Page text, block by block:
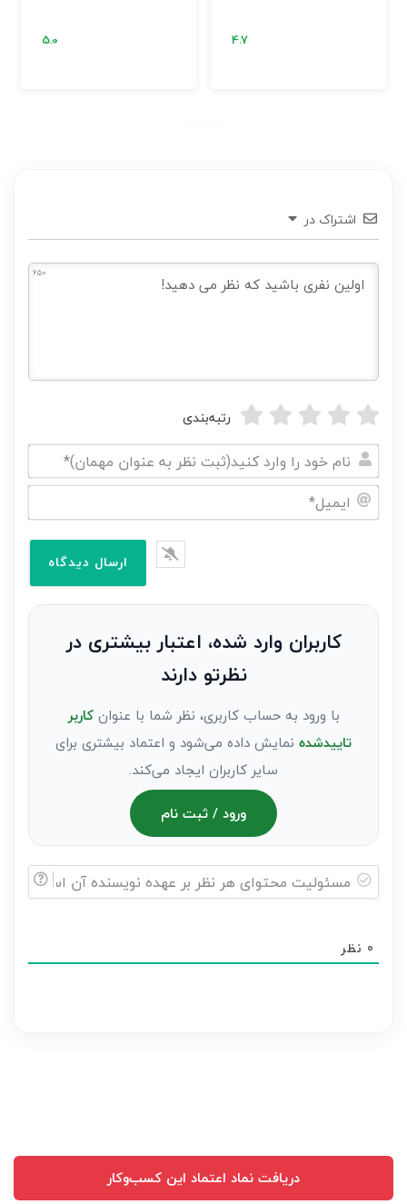
اشتراک در
650
رتبه‌بندی
نام
خود
نظر
کاربران وارد شده، اعتبار بیشتری در
نظرتو دارند
با ورود به حساب کاربری، نظر شما با عنوانکاربر
تاییدشده نمایش داده می‌شود و اعتماد بیشتری برای
سایر کاربران ایجاد می‌کند.
ورود / ثبت نام
هر
0 نظر
دریافت نماد اعتماد این کسب‌وکار